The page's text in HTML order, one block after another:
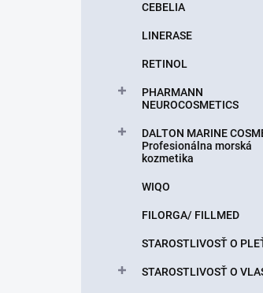
CEBELIA
LINERASE
RETINOL
PHARMANN
NEUROCOSMETICS
DALTON MARINE
Profesionálna morská
kozmetika
WIQO
FILORGA/ FILLMED
STAROSTLIVOSŤ O
STAROSTLIVOSŤ O